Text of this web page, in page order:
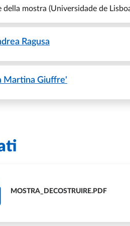
della mostra (Universidade de
Ragusa
Martina Giuffre'
MOSTRA_DECOSTRUIRE.PDF